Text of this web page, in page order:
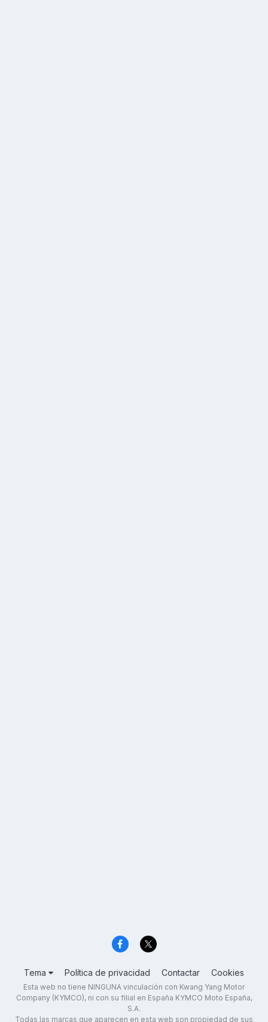
Tema Política de privacidad Contactar Cookies
Esta web no tiene NINGUNA vinculación con Kwang Yang Motor
Company (KYMCO), ni con su filial en España KYMCO Moto España,
S.A.
Todas las marcas que aparecen en esta web son propiedad de sus